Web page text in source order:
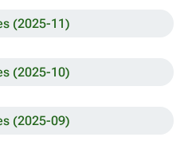
(2025-11)
(2025-10)
(2025-09)